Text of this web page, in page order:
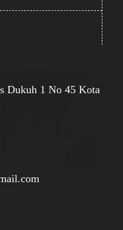
Dukuh 1 No 45 Kota